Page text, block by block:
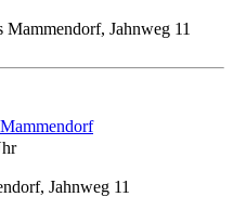
Jahnweg 11
Jahnweg 11